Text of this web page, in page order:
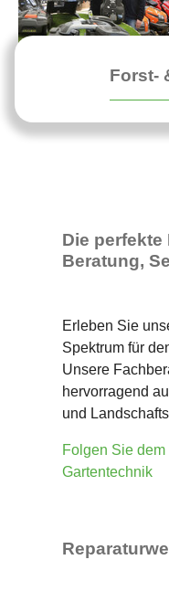
Forst-
Die perfekte
Beratung,
Erleben Sie
Spektrum für
Unsere
hervorragend
und
Folgen Sie
Gartentechnik